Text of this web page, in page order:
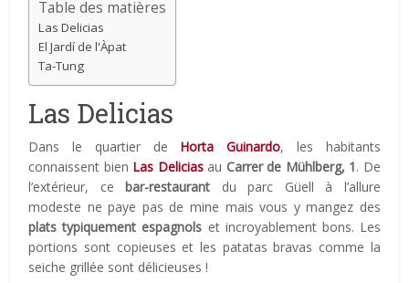
Table des matières
Las Delicias
El Jardí de l'Àpat
Ta-Tung
Las Delicias
Dans le quartier de Horta Guinardo, les habitants
connaissent bien Las Deliciasau Carrer de Mühlberg, 1. De
l’extérieur, ce bar-restaurant du parc Güell à l’allure
modeste ne paye pas de mine mais vous y mangez des
plats typiquement espagnols et incroyablement bons. Les
portions sont copieuses et les patatas bravas comme la
seiche grillée sont délicieuses !